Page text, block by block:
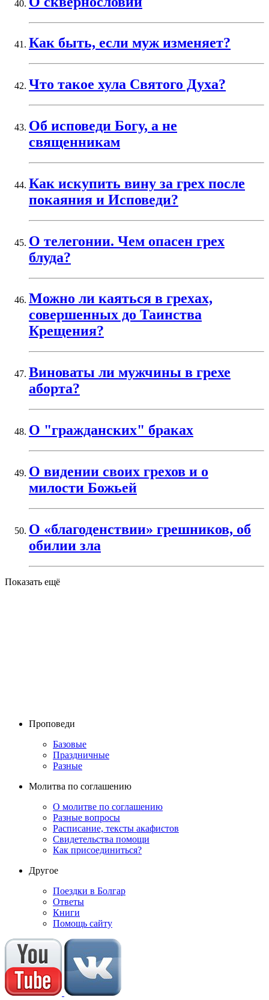
Как быть, если муж изменяет?
Что такое хула Святого Духа?
Об исповеди Богу, а не
священникам
Как искупить вину за грех после
покаяния и Исповеди?
О телегонии. Чем опасен грех
блуда?
Можно ли каяться в грехах,
совершенных до Таинства
Крещения?
Виноваты ли мужчины в грехе
аборта?
О "гражданских" браках
О видении своих грехов и о
милости Божьей
О «благоденствии» грешников, об
обилии зла
Показать ещё
Проповеди
Базовые
Праздничные
Разные
Молитва по соглашению
О молитве по соглашению
Разные вопросы
Расписание, тексты акафистов
Свидетельства помощи
Как присоединиться?
Другое
Поездки в Болгар
Ответы
Книги
Помощь сайту